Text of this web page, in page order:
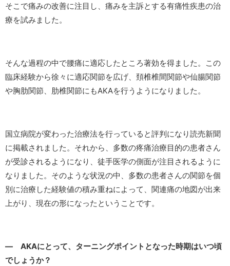
そこで痛みの改善に注目し、痛みを主訴とする有痛性疾患の治
療を試みました。
そんな過程の中で腰痛に適応したところ著効を得ました。この
臨床経験から徐々に適応関節を広げ、頚椎椎間関節や仙腸関節
や胸肋関節、肋椎関節にもAKAを行うようになりました。
国立病院が変わった治療法を行っていると評判になり読売新聞
に掲載されました。それから、多数の疼痛治療目的の患者さん
が受診されるようになり、徒手医学の側面が注目されるように
なりました。そのような状況の中、多数の患者さんの関節を個
別に治療した経験値の積み重ねによって、関連痛の地図が出来
上がり、現在の形になったということです。
― AKAにとって、ターニングポイントとなった時期はいつ頃
でしょうか？